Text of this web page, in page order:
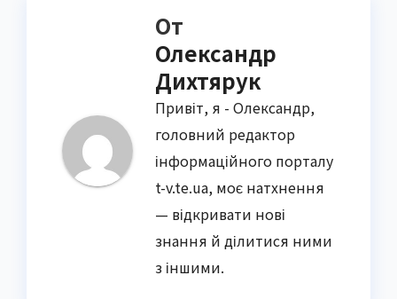
От
Олександр
Дихтярук
Привіт, я - Олександр,
головний редактор
інформаційного порталу
t-v.te.ua, моє натхнення
— відкривати нові
знання й ділитися ними
з іншими.